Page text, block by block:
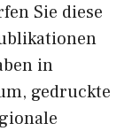
Sie diese
in
gedruckte